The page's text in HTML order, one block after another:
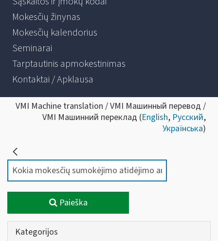
Mokesčių žinynas
Mokesčių kalendorius
Seminarai
Tarptautinis apmokestinimas
Kontaktai / Apklausa
VMI Machine translation / VMI Машинный перевод /
VMI Машинний переклад (English, Русский,
Українська)
Paieška
Kategorijos